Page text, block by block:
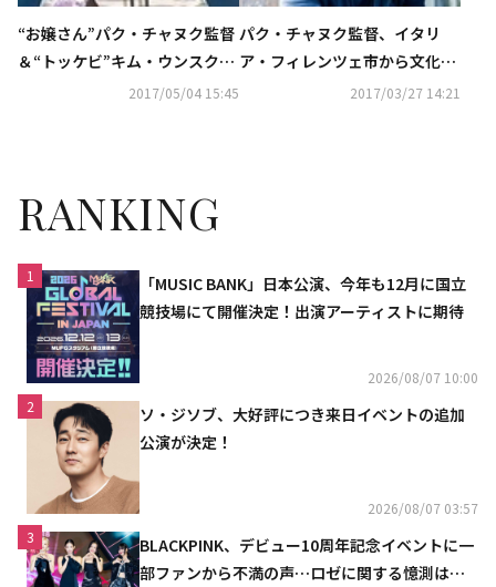
“お嬢さん”パク・チャヌク監督
＆“トッケビ”キム・ウンスク作
家「第53回百想芸術大賞」で大
2017/05/04 15:45
パク・チャヌク監督、イタリ
ア・フィレンツェ市から文化芸
2017/03/27 14:21
RANKING
1
「MUSIC BANK」日本公演、今年も12月に国立
競技場にて開催決定！出演アーティストに期待
2026/08/07 10:00
2
ソ・ジソブ、大好評につき来日イベントの追加
公演が決定！
2026/08/07 03:57
3
BLACKPINK、デビュー10周年記念イベントに一
部ファンから不満の声…ロゼに関する憶測は否